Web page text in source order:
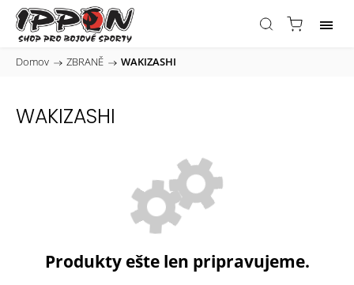
Domov / ZBRANĚ / WAKIZASHI
WAKIZASHI
Produkty ešte len pripravujeme.